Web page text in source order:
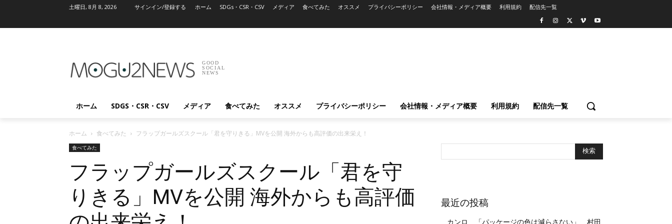
土曜日, 8月 8, 2026 サインイン/登録する ホーム SDGs・CSR・CSV メディア 食べてみた オススメ プライバシーポリシー 会社情報・メディア概要 利用規約 配信先一覧
GOOD
SOCIAL
NEWS
ホーム SDGS・CSR・CSV メディア 食べてみた オススメ プライバシーポリシー 会社情報・メディア概要 利用規約 配信先一覧
ホーム 食べてみた フラップガールズスクール「君を守りきる」MVを公開 海外からも高評価の出来栄え！
食べてみた
フラップガールズスクール「君を守
りきる」MVを公開 海外からも高評価
最近の投稿
カンロ、「パッケージの色は減らさない」 村田